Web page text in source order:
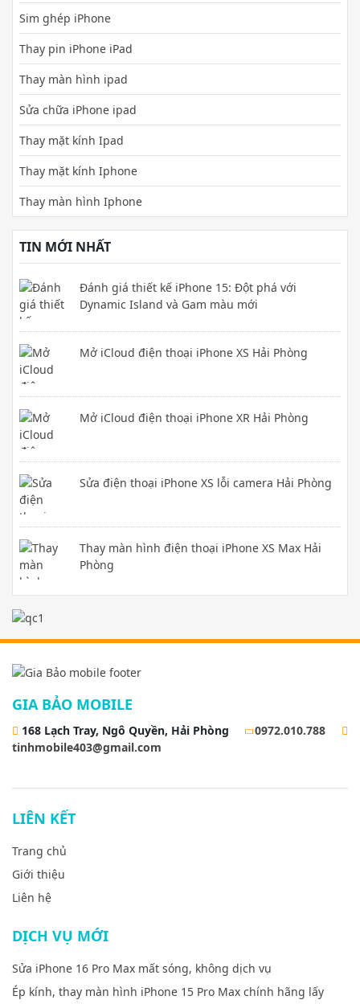
Sim ghép iPhone
Thay pin iPhone iPad
Thay màn hình ipad
Sửa chữa iPhone ipad
Thay mặt kính Ipad
Thay mặt kính Iphone
Thay màn hình Iphone
TIN MỚI NHẤT
Đánh giá thiết kế iPhone 15: Đột phá với
Dynamic Island và Gam màu mới
Mở iCloud điện thoại iPhone XS Hải Phòng
Mở iCloud điện thoại iPhone XR Hải Phòng
Sửa điện thoại iPhone XS lỗi camera Hải Phòng
Thay màn hình điện thoại iPhone XS Max Hải
Phòng
GIA BẢO MOBILE
168 Lạch Tray, Ngô Quyền, Hải Phòng
0972.010.788
tinhmobile403@gmail.com
LIÊN KẾT
Trang chủ
Giới thiệu
Liên hệ
DỊCH VỤ MỚI
Sửa iPhone 16 Pro Max mất sóng, không dịch vụ
Ép kính, thay màn hình iPhone 15 Pro Max chính hãng lấy